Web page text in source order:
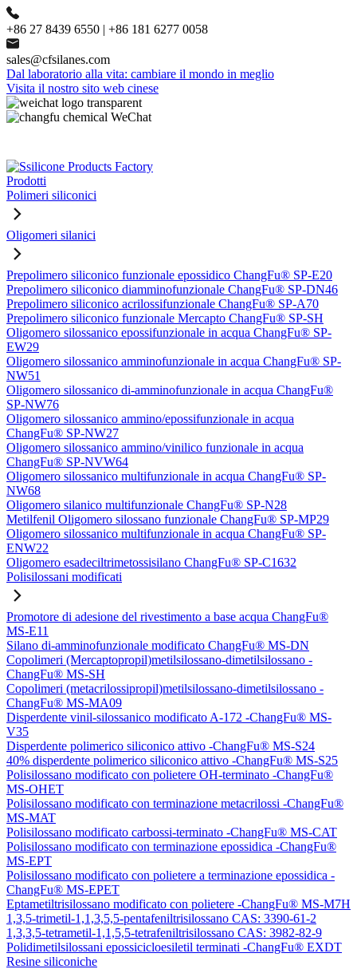
+86 27 8439 6550 | +86 181 6277 0058
sales@cfsilanes.com
Dal laboratorio alla vita: cambiare il mondo in meglio
Visita il nostro sito web cinese
Prodotti
Polimeri siliconici
Oligomeri silanici
Prepolimero siliconico funzionale epossidico ChangFu® SP-E20
Prepolimero siliconico diamminofunzionale ChangFu® SP-DN46
Prepolimero siliconico acrilossifunzionale ChangFu® SP-A70
Prepolimero siliconico funzionale Mercapto ChangFu® SP-SH
Oligomero silossanico epossifunzionale in acqua ChangFu® SP-
EW29
Oligomero silossanico amminofunzionale in acqua ChangFu® SP-
NW51
Oligomero silossanico di-amminofunzionale in acqua ChangFu®
SP-NW76
Oligomero silossanico ammino/epossifunzionale in acqua
ChangFu® SP-NW27
Oligomero silossanico ammino/vinilico funzionale in acqua
ChangFu® SP-NVW64
Oligomero silossanico multifunzionale in acqua ChangFu® SP-
NW68
Oligomero silanico multifunzionale ChangFu® SP-N28
Metilfenil Oligomero silossano funzionale ChangFu® SP-MP29
Oligomero silossanico multifunzionale in acqua ChangFu® SP-
ENW22
Oligomero esadeciltrimetossisilano ChangFu® SP-C1632
Polisilossani modificati
Promotore di adesione del rivestimento a base acqua ChangFu®
MS-E11
Silano di-amminofunzionale modificato ChangFu® MS-DN
Copolimeri (Mercaptopropil)metilsilossano-dimetilsilossano -
ChangFu® MS-SH
Copolimeri (metacrilossipropil)metilsilossano-dimetilsilossano -
ChangFu® MS-MA09
Disperdente vinil-silossanico modificato A-172 -ChangFu® MS-
V35
Disperdente polimerico siliconico attivo -ChangFu® MS-S24
40% disperdente polimerico siliconico attivo -ChangFu® MS-S25
Polisilossano modificato con polietere OH-terminato -ChangFu®
MS-OHET
Polisilossano modificato con terminazione metacrilossi -ChangFu®
MS-MAT
Polisilossano modificato carbossi-terminato -ChangFu® MS-CAT
Polisilossano modificato con terminazione epossidica -ChangFu®
MS-EPT
Polisilossano modificato con polietere a terminazione epossidica -
ChangFu® MS-EPET
Eptametiltrisilossano modificato con polietere -ChangFu® MS-M7H
1,3,5-trimetil-1,1,3,5,5-pentafeniltrisilossano CAS: 3390-61-2
1,3,3,5-tetrametil-1,1,5,5-tetrafeniltrisilossano CAS: 3982-82-9
Polidimetilsilossani epossicicloesiletil terminati -ChangFu® EXDT
Resine siliconiche